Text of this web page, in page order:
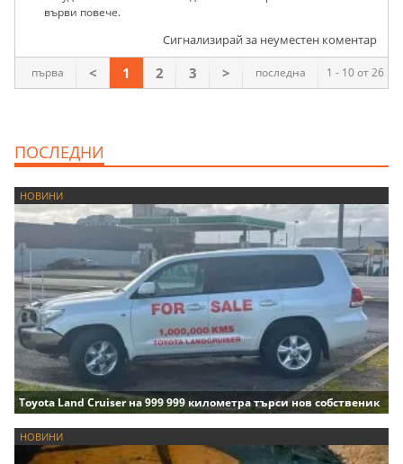
върви повече.
Сигнализирай за неуместен коментар
1 - 10 от 26
първа < 1 2 3 > последна
ПОСЛЕДНИ
НОВИНИ
Toyota Land Cruiser на 999 999 километра търси нов собственик
НОВИНИ